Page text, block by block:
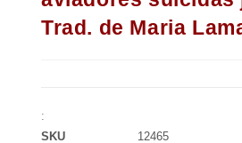
Trad. de Maria
:
SKU
12465